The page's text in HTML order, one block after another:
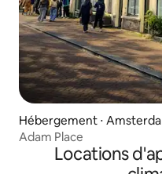
Hébergement ⋅
Adam Place
Locations